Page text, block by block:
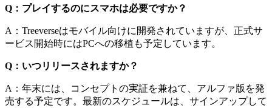
Q：プレイするのにスマホは必要ですか？
A：Treeverseはモバイル向けに開発されていますが、正式サ
ービス開始時にはPCへの移植も予定しています。
Q：いつリリースされますか？
A：年末には、コンセプトの実証を兼ねて、アルファ版を発
売する予定です。最新のスケジュールは、サインアップして